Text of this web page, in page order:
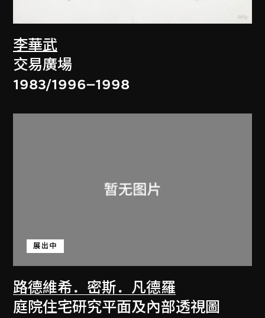
李華武
交易廣場
1983/1996–1998
路德維希．密斯．凡德羅
展出中
庭院住宅研究平面及內部透視圖